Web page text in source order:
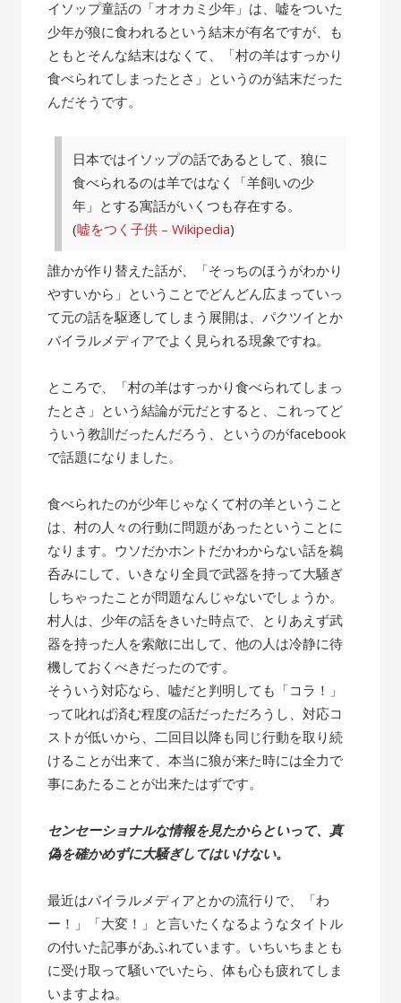
話”
イソップ童話の「オオカミ少年」は、嘘をついた
少年が狼に食われるという結末が有名ですが、も
ともとそんな結末はなくて、「村の羊はすっかり
食べられてしまったとさ」というのが結末だった
んだそうです。
日本ではイソップの話であるとして、狼に
食べられるのは羊ではなく「羊飼いの少
年」とする寓話がいくつも存在する。
(嘘をつく子供 – Wikipedia)
誰かが作り替えた話が、「そっちのほうがわかり
やすいから」ということでどんどん広まっていっ
て元の話を駆逐してしまう展開は、パクツイとか
バイラルメディアでよく見られる現象ですね。
ところで、「村の羊はすっかり食べられてしまっ
たとさ」という結論が元だとすると、これってど
ういう教訓だったんだろう、というのがfacebook
で話題になりました。
食べられたのが少年じゃなくて村の羊ということ
は、村の人々の行動に問題があったということに
なります。ウソだかホントだかわからない話を鵜
呑みにして、いきなり全員で武器を持って大騒ぎ
しちゃったことが問題なんじゃないでしょうか。
村人は、少年の話をきいた時点で、とりあえず武
器を持った人を索敵に出して、他の人は冷静に待
機しておくべきだったのです。
そういう対応なら、嘘だと判明しても「コラ！」
って叱れば済む程度の話だっただろうし、対応コ
ストが低いから、二回目以降も同じ行動を取り続
けることが出来て、本当に狼が来た時には全力で
事にあたることが出来たはずです。
センセーショナルな情報を見たからといって、真
偽を確かめずに大騒ぎしてはいけない。
最近はバイラルメディアとかの流行りで、「わ
ー！」「大変！」と言いたくなるようなタイトル
の付いた記事があふれています。いちいちまとも
に受け取って騒いでいたら、体も心も疲れてしま
いますよね。